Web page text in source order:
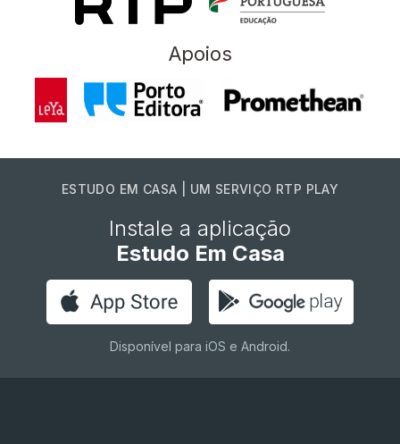
Apoios
ESTUDO EM CASA | UM SERVIÇO RTP PLAY
Instale a aplicação
Estudo Em Casa
Disponível para iOS e Android.